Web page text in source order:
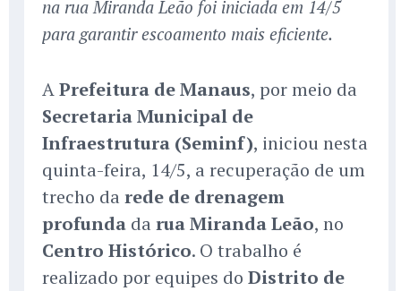
na rua Miranda Leão foi iniciada em 14/5
para garantir escoamento mais eficiente.
APrefeitura de Manaus, por meio da
Secretaria Municipal de
Infraestrutura (Seminf), iniciou nesta
quinta-feira, 14/5, a recuperação de um
trecho da rede de drenagem
profunda da rua Miranda Leão, no
Centro Histórico. O trabalho é
realizado por equipes do Distrito de